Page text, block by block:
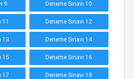
9 Deneme Sınavı 10
11 Deneme Sınavı 12
13 Deneme Sınavı 14
15 Deneme Sınavı 16
17 Deneme Sınavı 18